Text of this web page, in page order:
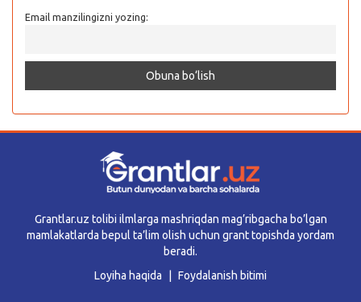
Email manzilingizni yozing:
Grantlar.uz tolibi ilmlarga mashriqdan mag’ribgacha bo’lgan
mamlakatlarda bepul ta’lim olish uchun grant topishda yordam
beradi.
Loyiha haqida
Foydalanish bitimi